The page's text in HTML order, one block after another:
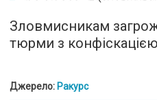
Зловмисникам
тюрми з
Джерело: Ракурс